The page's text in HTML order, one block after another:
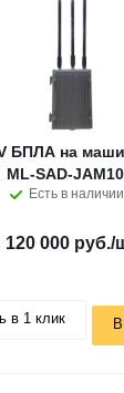
БПЛА на
ML-SAD-
Есть в наличии
120 000 руб./
в 1 клик